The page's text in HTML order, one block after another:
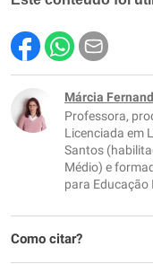
Este conteúdo
Este conteúdo
Outro
Márcia
Professora,
Licenciada em
Santos
Médio) e
para Educação
Como citar?